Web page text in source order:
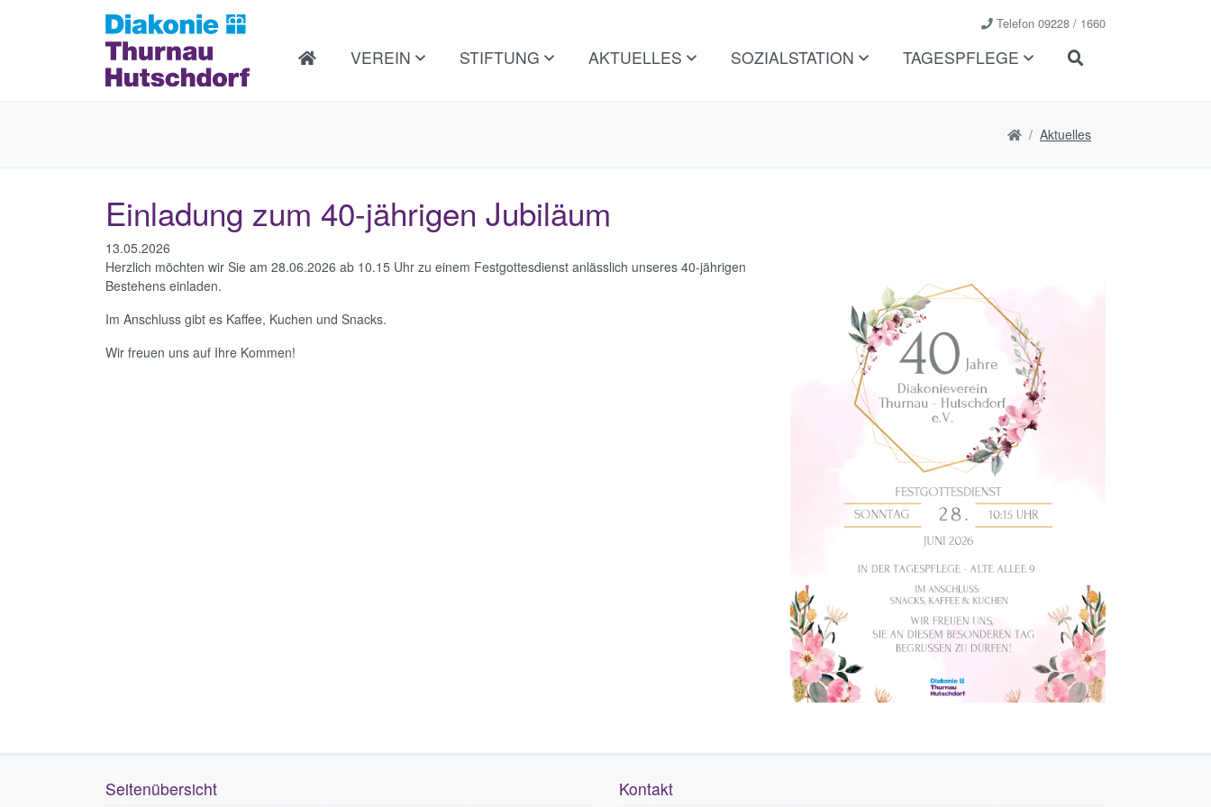
Telefon 09228 / 1660
VEREIN STIFTUNG AKTUELLES SOZIALSTATION TAGESPFLEGE
Aktuelles
Einladung zum 40-jährigen Jubiläum
13.05.2026
Herzlich möchten wir Sie am 28.06.2026 ab 10.15 Uhr zu einem Festgottesdienst anlässlich unseres 40-jährigen
Bestehens einladen.
Im Anschluss gibt es Kaffee, Kuchen und Snacks.
Wir freuen uns auf Ihre Kommen!
Seitenübersicht Kontakt